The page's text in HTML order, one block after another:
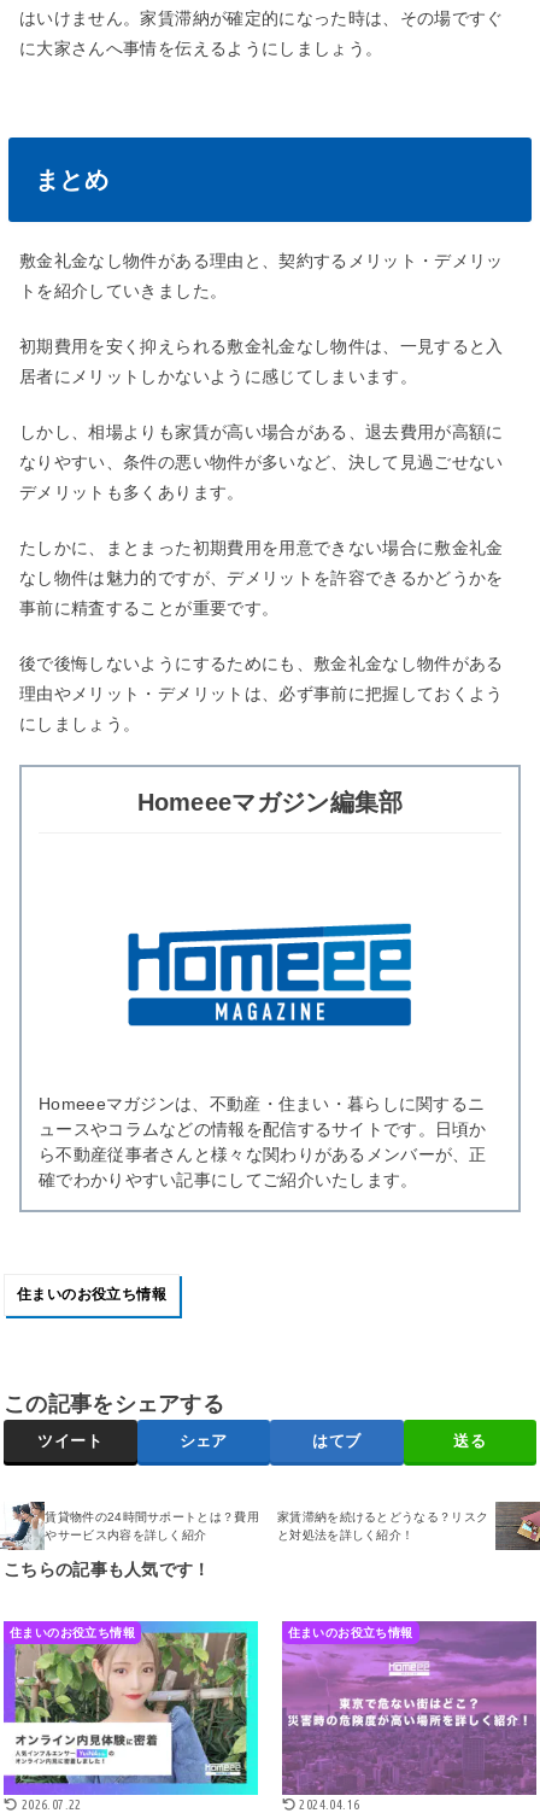
はいけません。家賃滞納が確定的になった時は、その場ですぐ
に大家さんへ事情を伝えるようにしましょう。
まとめ
敷金礼金なし物件がある理由と、契約するメリット・デメリッ
トを紹介していきました。
初期費用を安く抑えられる敷金礼金なし物件は、一見すると入
居者にメリットしかないように感じてしまいます。
しかし、相場よりも家賃が高い場合がある、退去費用が高額に
なりやすい、条件の悪い物件が多いなど、決して見過ごせない
デメリットも多くあります。
たしかに、まとまった初期費用を用意できない場合に敷金礼金
なし物件は魅力的ですが、デメリットを許容できるかどうかを
事前に精査することが重要です。
後で後悔しないようにするためにも、敷金礼金なし物件がある
理由やメリット・デメリットは、必ず事前に把握しておくよう
にしましょう。
Homeeeマガジン編集部
Homeeeマガジンは、不動産・住まい・暮らしに関するニ
ュースやコラムなどの情報を配信するサイトです。日頃か
ら不動産従事者さんと様々な関わりがあるメンバーが、正
確でわかりやすい記事にしてご紹介いたします。
住まいのお役立ち情報
この記事をシェアする
ツイート シェア はてブ 送る
賃貸物件の24時間サポートとは？費用
やサービス内容を詳しく紹介
家賃滞納を続けるとどうなる？リスク
と対処法を詳しく紹介！
こちらの記事も人気です！
住まいのお役立ち情報
2026.07.22
住まいのお役立ち情報
2024.04.16